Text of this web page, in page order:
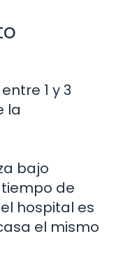
1 y 3
la
bajo
de
hospital es
el mismo